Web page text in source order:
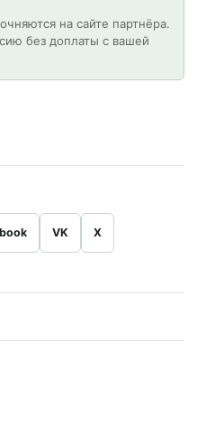
на сайте партнёра.
без доплаты с вашей
VK X